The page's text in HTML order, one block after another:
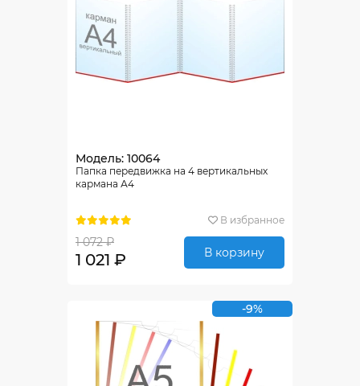
Модель: 10064
Папка передвижка на 4 вертикальных
кармана А4
В избранное
1 072 ₽
1 021 ₽ В корзину
-9%